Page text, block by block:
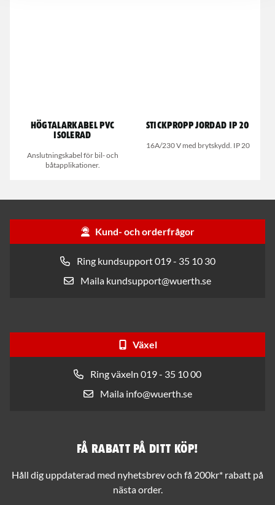
Högtalarkabel PVC
isolerad
Anslutningskabel för bil- och
båtapplikationer.
Stickpropp jordad IP 20
16A/230 V med brytskydd. IP 20
Kund- och orderfrågor
Ring kundsupport 019 - 35 10 30
Maila kundsupport@wuerth.se
Växel
Ring växeln 019 - 35 10 00
Maila info@wuerth.se
Få rabatt på ditt köp!
Håll dig uppdaterad med nyhetsbrev och få 200kr* rabatt på
nästa order.